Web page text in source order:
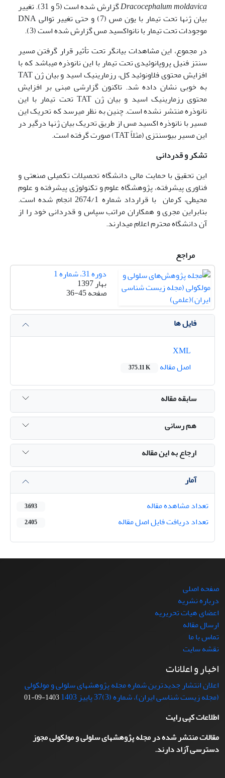
Dracocephalum moldavica
گزارش شده است (5 و 31). تغییر
بیان ژنها تحت تیمار با یون مس (7) و حتی تغییر توالی DNA
موجودات تحت تیمار با نانواکسید مس گزارش شده است (3).
در مجموع، این مشاهدات بیانگر تحت تأثیر قرار گرفتن مسیر
سنتز فنیل پروپانوئیدی تحت تیمار با این نانوذره می­باشد که با
افزایش محتوی فلاونوئید کل، رزمارینیک اسید و بیان ژن TAT
به خوبی نشان داده شد. تاکنون گزارشی مبنی بر افزایش
محتوی رزمارینیک اسید و بیان ژن TAT تحت تیمار با این
نانوذره منتشر نشده است. چنین به نظر می­رسد که تحریک این
مسیر با نانوذره اکسید مس از طریق تحریک بیان ژنها درگیر در
این مسیر بیوسنتزی (مثلاً TAT) صورت گرفته است.
تشکر و قدردانی
این تحقیق با حمایت مالی دانشگاه تحصیلات تکمیلی صنعتی و
فناوری پیشرفته، پژوهشگاه علوم و تکنولوژی پیشرفته و علوم
محیطی، کرمان با قرارداد شماره 2674/1 انجام شده است.
بنابراین مجری و همکاران مراتب سپاس و قدردانی خود را از
آن دانشگاه محترم اعلام می­دارند.
مراجع
دوره 31، شماره 1
بهار 1397
صفحه36-45
فایل ها
اصل مقاله
375.11 K
سابقه مقاله
هم رسانی
ارجاع به این مقاله
آمار
تعداد مشاهده مقاله
3,693
تعداد دریافت فایل اصل مقاله 2,405
صفحه اصلی
درباره نشریه
اعضای هیات تحریریه
ارسال مقاله
تماس با ما
نقشه سایت
اخبار و اعلانات
اعلان انتشار جدیدترین شماره مجله پژوهشهای سلولی و مولکولی
(مجله زیست شناسی ایران)، شماره (3)37 پاییز 1403
1403-09-01
اطلاعات کپی رایت
مقالات منتشر شده در مجله پژوهشهای سلولی و مولکولی مجوز
دسترسی آزاد دارند.